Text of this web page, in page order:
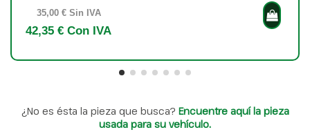
35,00 € Sin IVA
42,35 € Con IVA
¿No es ésta la pieza que busca? Encuentre aquí la pieza
usada para su vehículo.